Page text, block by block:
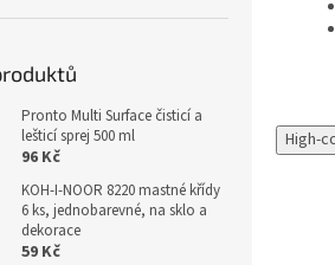
Pronto Multi Surface čisticí a
lešticí sprej 500 ml
96 Kč
KOH-I-NOOR 8220 mastné křídy
6 ks, jednobarevné, na sklo a
dekorace
59 Kč
High-